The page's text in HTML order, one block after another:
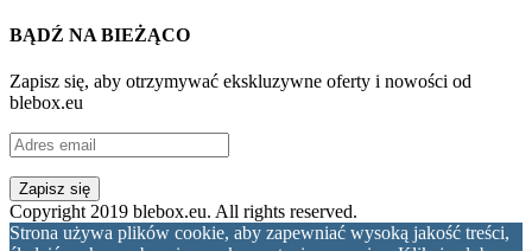
BĄDŹ NA BIEŻĄCO
Zapisz się, aby otrzymywać ekskluzywne oferty i nowości od
blebox.eu
Copyright 2019 blebox.eu. All rights reserved.
Strona używa plików cookie, aby zapewniać wysoką jakość treści,